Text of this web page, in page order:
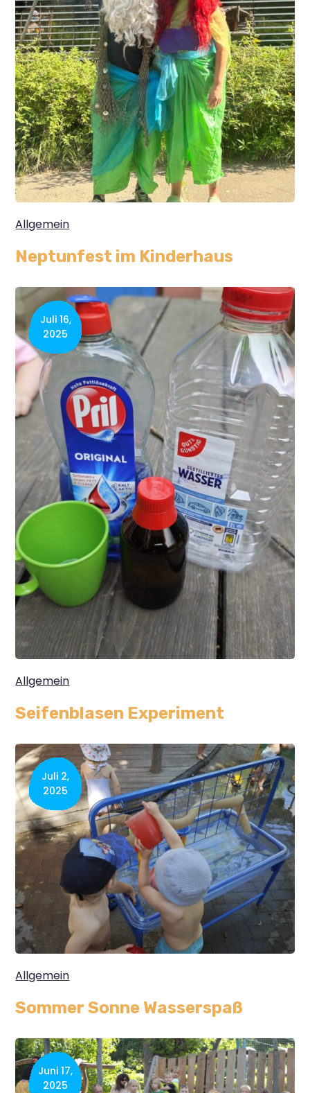
Neptunfest im Kinderhaus
Allgemein
Juli 16,
2025
Seifenblasen Experiment
Allgemein
Juli 2,
2025
Sommer Sonne Wasserspaß
Allgemein
Juni 17,
2025